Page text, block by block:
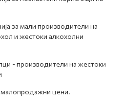
за мали производители на
и жестоки алкохолни
- производители на жестоки
малопродажни цени.